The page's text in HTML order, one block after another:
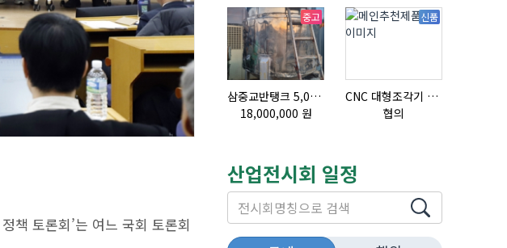
책 토론회’는 여느 국회 토론회
중고
삼중교반탱크 5,000L
18,000,000 원
신품
CNC 대형조각기 K-2040B
협의
산업전시회 일정